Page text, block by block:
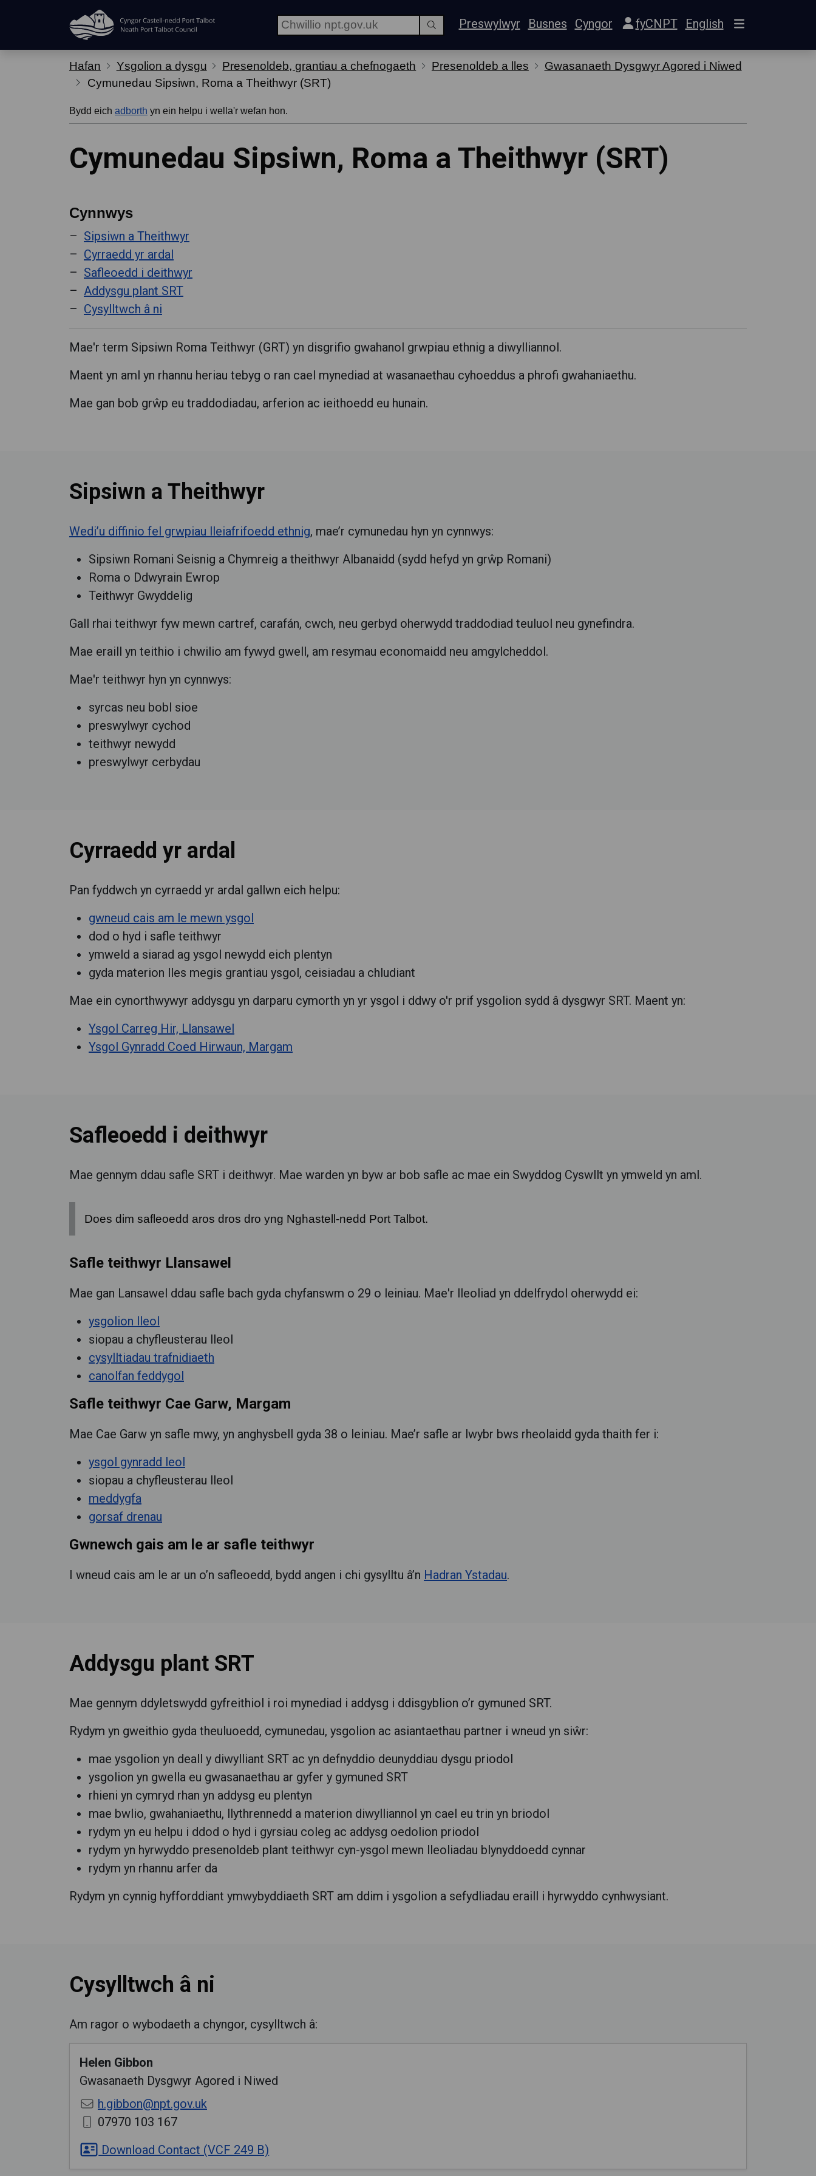
Preswylwyr Busnes Cyngor fyCNPT English
Hafan Ysgolion a dysgu Presenoldeb, grantiau a chefnogaeth Presenoldeb a lles
Gwasanaeth Dysgwyr Agored i Niwed
Cymunedau Sipsiwn, Roma a Theithwyr (SRT)
Bydd eich adborth yn ein helpu i wella'r wefan hon.
Cymunedau Sipsiwn, Roma a Theithwyr (SRT)
Cynnwys
Sipsiwn a Theithwyr
Cyrraedd yr ardal
Safleoedd i deithwyr
Addysgu plant SRT
Cysylltwch â ni
Mae'r term Sipsiwn Roma Teithwyr (GRT) yn disgrifio gwahanol grwpiau ethnig a diwylliannol.
Maent yn aml yn rhannu heriau tebyg o ran cael mynediad at wasanaethau cyhoeddus a phrofi gwahaniaethu.
Mae gan bob grŵp eu traddodiadau, arferion ac ieithoedd eu hunain.
Sipsiwn a Theithwyr
Wedi’u diffinio fel grwpiau lleiafrifoedd ethnig, mae’r cymunedau hyn yn cynnwys:
Sipsiwn Romani Seisnig a Chymreig a theithwyr Albanaidd (sydd hefyd yn grŵp Romani)
Roma o Ddwyrain Ewrop
Teithwyr Gwyddelig
Gall rhai teithwyr fyw mewn cartref, carafán, cwch, neu gerbyd oherwydd traddodiad teuluol neu gynefindra.
Mae eraill yn teithio i chwilio am fywyd gwell, am resymau economaidd neu amgylcheddol.
Mae'r teithwyr hyn yn cynnwys:
syrcas neu bobl sioe
preswylwyr cychod
teithwyr newydd
preswylwyr cerbydau
Cyrraedd yr ardal
Pan fyddwch yn cyrraedd yr ardal gallwn eich helpu:
gwneud cais am le mewn ysgol
dod o hyd i safle teithwyr
ymweld a siarad ag ysgol newydd eich plentyn
gyda materion lles megis grantiau ysgol, ceisiadau a chludiant
Mae ein cynorthwywyr addysgu yn darparu cymorth yn yr ysgol i ddwy o'r prif ysgolion sydd â dysgwyr SRT. Maent yn:
Ysgol Carreg Hir, Llansawel
Ysgol Gynradd Coed Hirwaun, Margam
Safleoedd i deithwyr
Mae gennym ddau safle SRT i deithwyr. Mae warden yn byw ar bob safle ac mae ein Swyddog Cyswllt yn ymweld yn aml.
Does dim safleoedd aros dros dro yng Nghastell-nedd Port Talbot.
Safle teithwyr Llansawel
Mae gan Lansawel ddau safle bach gyda chyfanswm o 29 o leiniau. Mae'r lleoliad yn ddelfrydol oherwydd ei:
ysgolion lleol
siopau a chyfleusterau lleol
cysylltiadau trafnidiaeth
canolfan feddygol
Safle teithwyr Cae Garw, Margam
Mae Cae Garw yn safle mwy, yn anghysbell gyda 38 o leiniau. Mae’r safle ar lwybr bws rheolaidd gyda thaith fer i:
ysgol gynradd leol
siopau a chyfleusterau lleol
meddygfa
gorsaf drenau
Gwnewch gais am le ar safle teithwyr
I wneud cais am le ar un o’n safleoedd, bydd angen i chi gysylltu â’n Hadran Ystadau.
Addysgu plant SRT
Mae gennym ddyletswydd gyfreithiol i roi mynediad i addysg i ddisgyblion o’r gymuned SRT.
Rydym yn gweithio gyda theuluoedd, cymunedau, ysgolion ac asiantaethau partner i wneud yn siŵr:
mae ysgolion yn deall y diwylliant SRT ac yn defnyddio deunyddiau dysgu priodol
ysgolion yn gwella eu gwasanaethau ar gyfer y gymuned SRT
rhieni yn cymryd rhan yn addysg eu plentyn
mae bwlio, gwahaniaethu, llythrennedd a materion diwylliannol yn cael eu trin yn briodol
rydym yn eu helpu i ddod o hyd i gyrsiau coleg ac addysg oedolion priodol
rydym yn hyrwyddo presenoldeb plant teithwyr cyn-ysgol mewn lleoliadau blynyddoedd cynnar
rydym yn rhannu arfer da
Rydym yn cynnig hyfforddiant ymwybyddiaeth SRT am ddim i ysgolion a sefydliadau eraill i hyrwyddo cynhwysiant.
Cysylltwch â ni
Am ragor o wybodaeth a chyngor, cysylltwch â:
Helen Gibbon
Gwasanaeth Dysgwyr Agored i Niwed
h.gibbon@npt.gov.uk
07970 103 167
Download Contact (VCF 249 B)